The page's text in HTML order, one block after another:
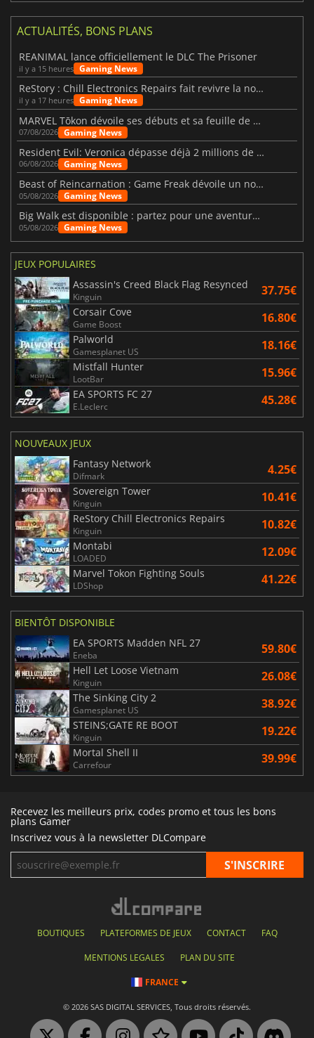
ACTUALITÉS, BONS PLANS
REANIMAL lance officiellement le DLC The Prisoner
il y a 15 heures Gaming News
ReStory : Chill Electronics Repairs fait revivre la nostalgie des années 2000
il y a 17 heures Gaming News
MARVEL Tōkon dévoile ses débuts et sa feuille de route
07/08/2026 Gaming News
Resident Evil: Veronica dépasse déjà 2 millions de wishlists
06/08/2026 Gaming News
Beast of Reincarnation : Game Freak dévoile un nouveau pari
05/08/2026 Gaming News
Big Walk est disponible : partez pour une aventure entre amis
05/08/2026 Gaming News
JEUX POPULAIRES
Assassin's Creed Black Flag Resynced
Kinguin 37.75€
Corsair Cove
Game Boost 16.80€
Palworld
Gamesplanet US 18.16€
Mistfall Hunter
LootBar 15.96€
EA SPORTS FC 27
E.Leclerc 45.28€
NOUVEAUX JEUX
Fantasy Network
Difmark 4.25€
Sovereign Tower
Kinguin 10.41€
ReStory Chill Electronics Repairs
Kinguin 10.82€
Montabi
LOADED 12.09€
Marvel Tokon Fighting Souls
LDShop 41.22€
BIENTÔT DISPONIBLE
EA SPORTS Madden NFL 27
Eneba 59.80€
Hell Let Loose Vietnam
Kinguin 26.08€
The Sinking City 2
Gamesplanet US 38.92€
STEINS;GATE RE BOOT
Kinguin 19.22€
Mortal Shell II
Carrefour 39.99€
Recevez les meilleurs prix, codes promo et tous les bons
plans Gamer
Inscrivez vous à la newsletter DLCompare
BOUTIQUES PLATEFORMES DE JEUX CONTACT FAQ
MENTIONS LEGALES PLAN DU SITE
FRANCE
© 2026 SAS DIGITAL SERVICES, Tous droits réservés.